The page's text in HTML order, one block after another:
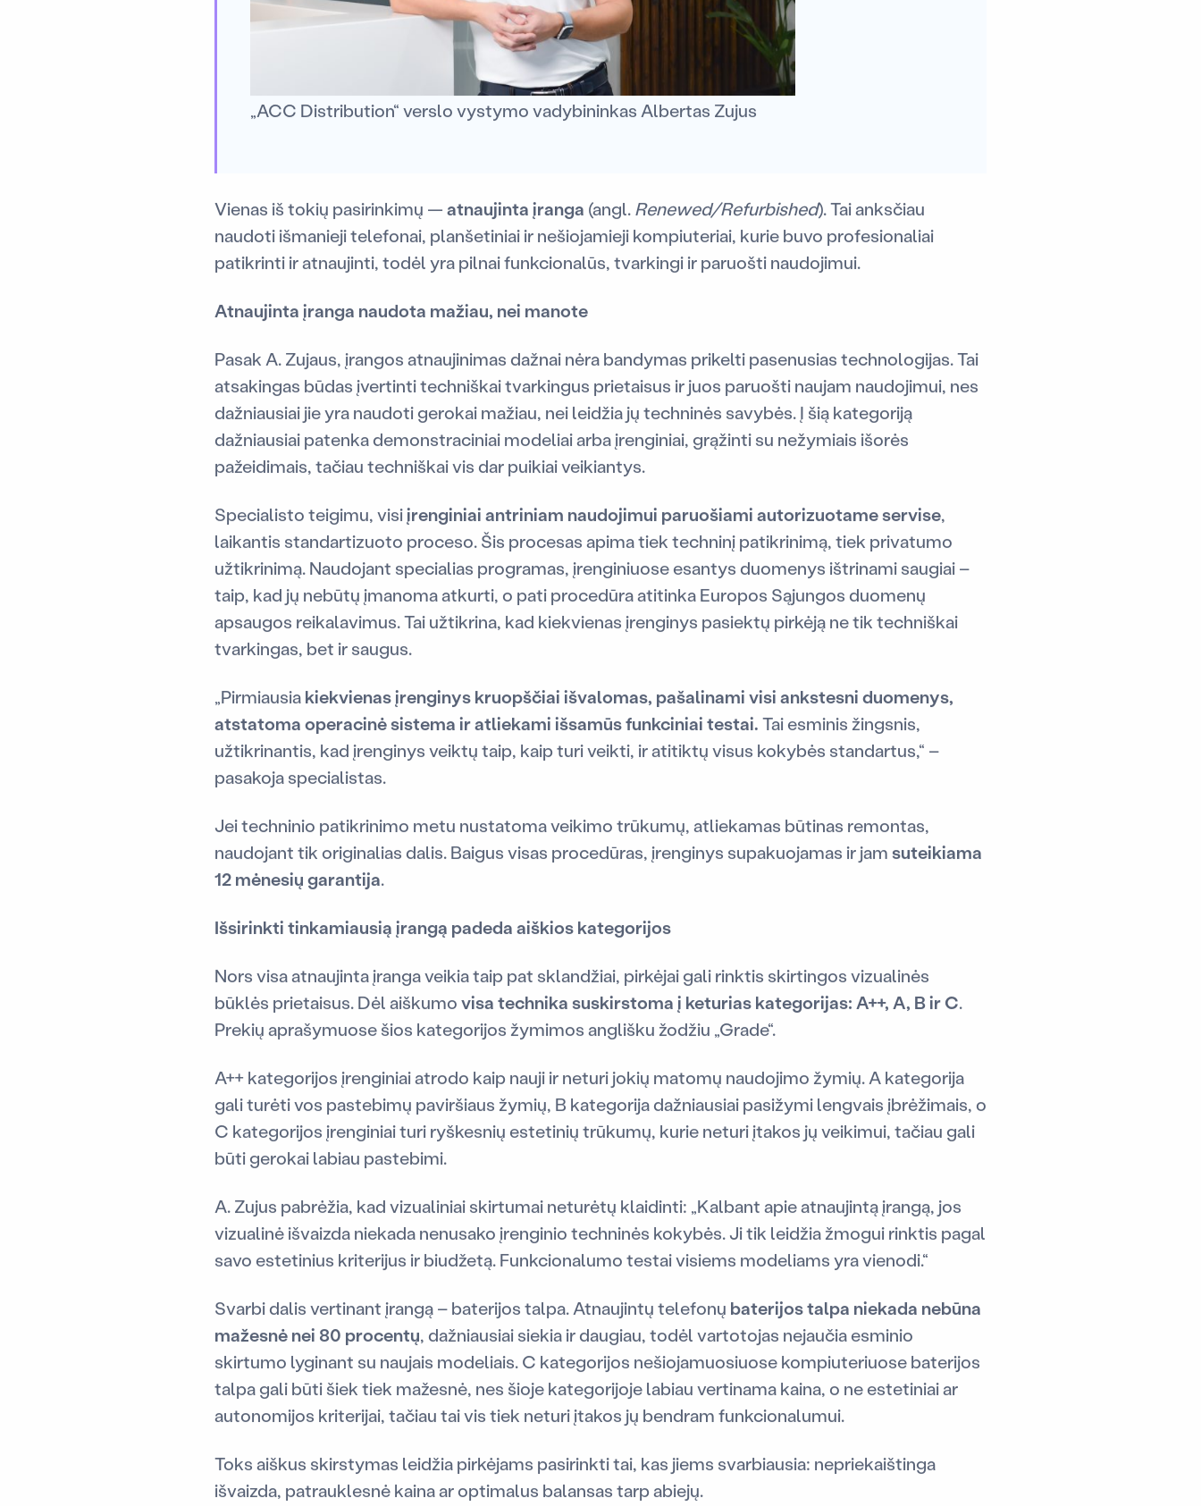
„ACC Distribution“ verslo vystymo vadybininkas Albertas Zujus
Vienas iš tokių pasirinkimų —atnaujinta įranga (angl.Renewed/Refurbished). Tai anksčiau
naudoti išmanieji telefonai, planšetiniai ir nešiojamieji kompiuteriai, kurie buvo profesionaliai
patikrinti ir atnaujinti, todėl yra pilnai funkcionalūs, tvarkingi ir paruošti naudojimui.
Atnaujinta įranga naudota mažiau, nei manote
Pasak A. Zujaus, įrangos atnaujinimas dažnai nėra bandymas prikelti pasenusias technologijas. Tai
atsakingas būdas įvertinti techniškai tvarkingus prietaisus ir juos paruošti naujam naudojimui, nes
dažniausiai jie yra naudoti gerokai mažiau, nei leidžia jų techninės savybės. Į šią kategoriją
dažniausiai patenka demonstraciniai modeliai arba įrenginiai, grąžinti su nežymiais išorės
pažeidimais, tačiau techniškai vis dar puikiai veikiantys.
Specialisto teigimu, visiįrenginiai antriniam naudojimui paruošiami autorizuotame servise,
laikantis standartizuoto proceso. Šis procesas apima tiek techninį patikrinimą, tiek privatumo
užtikrinimą. Naudojant specialias programas, įrenginiuose esantys duomenys ištrinami saugiai –
taip, kad jų nebūtų įmanoma atkurti, o pati procedūra atitinka Europos Sąjungos duomenų
apsaugos reikalavimus. Tai užtikrina, kad kiekvienas įrenginys pasiektų pirkėją ne tik techniškai
tvarkingas, bet ir saugus.
„Pirmiausiakiekvienas įrenginys kruopščiai išvalomas, pašalinami visi ankstesni duomenys,
atstatoma operacinė sistema ir atliekami išsamūs funkciniai testai.Tai esminis žingsnis,
užtikrinantis, kad įrenginys veiktų taip, kaip turi veikti, ir atitiktų visus kokybės standartus,“ –
pasakoja specialistas.
Jei techninio patikrinimo metu nustatoma veikimo trūkumų, atliekamas būtinas remontas,
naudojant tik originalias dalis. Baigus visas procedūras, įrenginys supakuojamas ir jamsuteikiama
12 mėnesių garantija.
Išsirinkti tinkamiausią įrangą padeda aiškios kategorijos
Nors visa atnaujinta įranga veikia taip pat sklandžiai, pirkėjai gali rinktis skirtingos vizualinės
būklės prietaisus. Dėl aiškumovisa technika suskirstoma į keturias kategorijas: A++, A, B ir C.
Prekių aprašymuose šios kategorijos žymimos anglišku žodžiu „Grade“.
A++ kategorijos įrenginiai atrodo kaip nauji ir neturi jokių matomų naudojimo žymių. A kategorija
gali turėti vos pastebimų paviršiaus žymių, B kategorija dažniausiai pasižymi lengvais įbrėžimais, o
C kategorijos įrenginiai turi ryškesnių estetinių trūkumų, kurie neturi įtakos jų veikimui, tačiau gali
būti gerokai labiau pastebimi.
A. Zujus pabrėžia, kad vizualiniai skirtumai neturėtų klaidinti: „Kalbant apie atnaujintą įrangą, jos
vizualinė išvaizda niekada nenusako įrenginio techninės kokybės. Ji tik leidžia žmogui rinktis pagal
savo estetinius kriterijus ir biudžetą. Funkcionalumo testai visiems modeliams yra vienodi.“
Svarbi dalis vertinant įrangą – baterijos talpa. Atnaujintų telefonų baterijos talpa niekada nebūna
mažesnė nei 80 procentų, dažniausiai siekia ir daugiau, todėl vartotojas nejaučia esminio
skirtumo lyginant su naujais modeliais. C kategorijos nešiojamuosiuose kompiuteriuose baterijos
talpa gali būti šiek tiek mažesnė, nes šioje kategorijoje labiau vertinama kaina, o ne estetiniai ar
autonomijos kriterijai, tačiau tai vis tiek neturi įtakos jų bendram funkcionalumui.
Toks aiškus skirstymas leidžia pirkėjams pasirinkti tai, kas jiems svarbiausia: nepriekaištinga
išvaizda, patrauklesnė kaina ar optimalus balansas tarp abiejų.